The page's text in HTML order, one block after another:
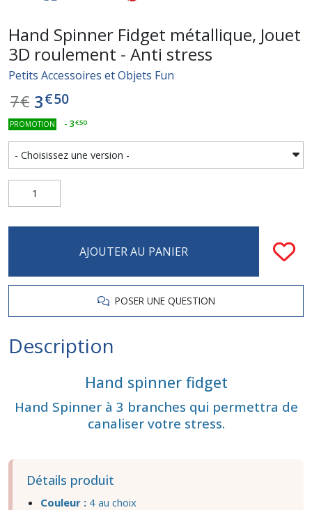
Hand Spinner Fidget métallique, Jouet
3D roulement - Anti stress
Petits Accessoires et Objets Fun
7€ 3€50
PROMOTION - 3€50
AJOUTER AU PANIER
POSER UNE QUESTION
Description
Hand spinner fidget
Hand Spinner à 3 branches qui permettra de
canaliser votre stress.
Détails produit
Couleur : 4 au choix